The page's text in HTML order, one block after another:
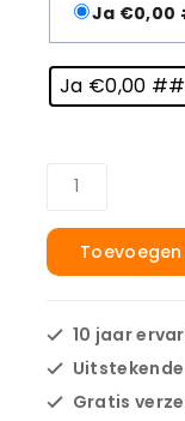
Ja €0,00
Ja €0,00
10 jaar
Gratis